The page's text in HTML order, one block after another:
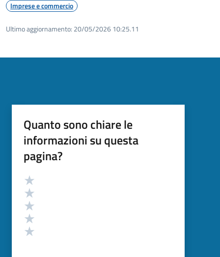
Imprese e commercio
Ultimo aggiornamento: 20/05/2026 10:25.11
Quanto sono chiare le
informazioni su questa
pagina?
Valutazione